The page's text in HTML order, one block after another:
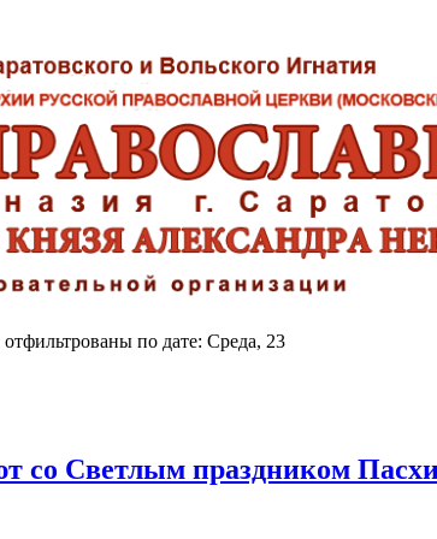
по дате: Среда, 23
со Светлым праздником